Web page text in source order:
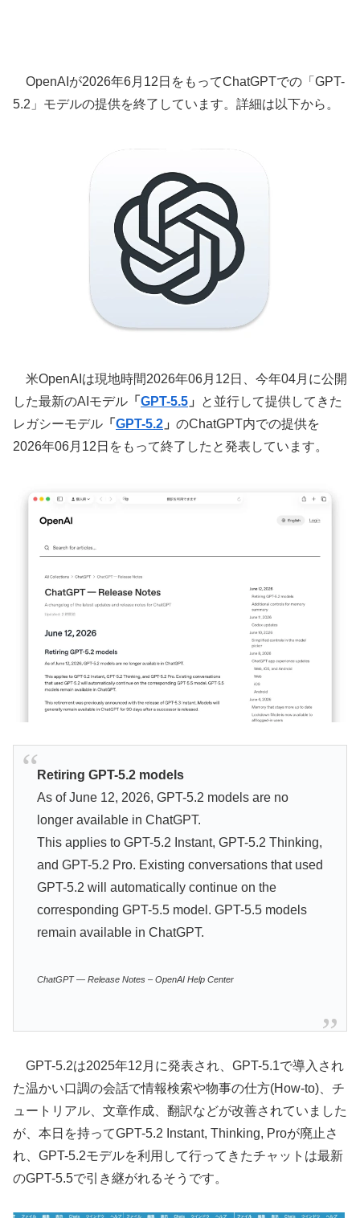
OpenAIが2026年6月12日をもってChatGPTでの「GPT-
5.2」モデルの提供を終了しています。詳細は以下から。
米OpenAIは現地時間2026年06月12日、今年04月に公開
した最新のAIモデル 「 GPT-5.5 」
と並行して提供してきた
レガシーモデル 「 GPT-5.2 」 のChatGPT内での提供を
2026年06月12日をもって終了したと発表しています。
Retiring GPT-5.2 models
As of June 12, 2026, GPT-5.2 models are no
longer available in ChatGPT.
This applies to GPT-5.2 Instant, GPT-5.2 Thinking,
and GPT-5.2 Pro. Existing conversations that used
GPT-5.2 will automatically continue on the
corresponding GPT-5.5 model. GPT-5.5 models
remain available in ChatGPT.
ChatGPT — Release Notes – OpenAI Help Center
GPT-5.2は2025年12月に発表され、GPT-5.1で導入され
た温かい口調の会話で情報検索や物事の仕方(How-to)、チ
ュートリアル、文章作成、翻訳などが改善されていました
が、本日を持ってGPT-5.2 Instant, Thinking, Proが廃止さ
れ、GPT-5.2モデルを利用して行ってきたチャットは最新
のGPT-5.5で引き継がれるそうです。